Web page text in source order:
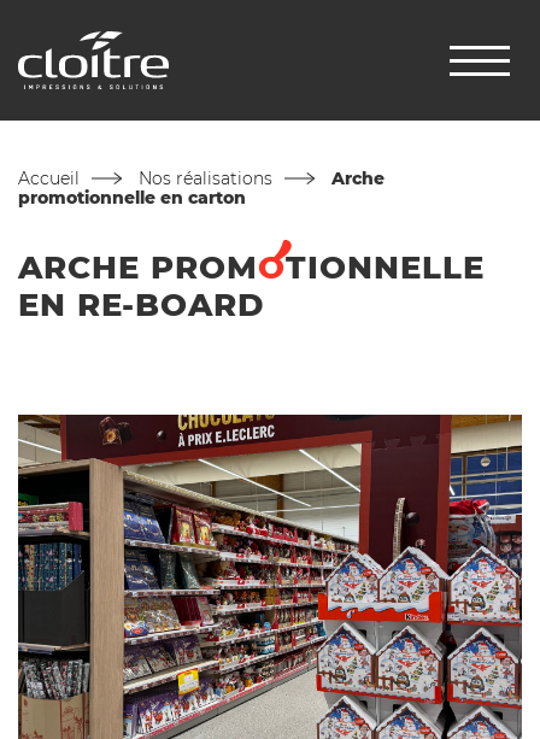
Accueil Nos réalisations
Arche
promotionnelle en carton
ARCHE PROMOTIONNELLE
EN RE-BOARD